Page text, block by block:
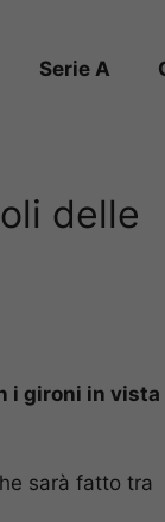
Serie A
delle
i gironi in vista
sarà fatto tra